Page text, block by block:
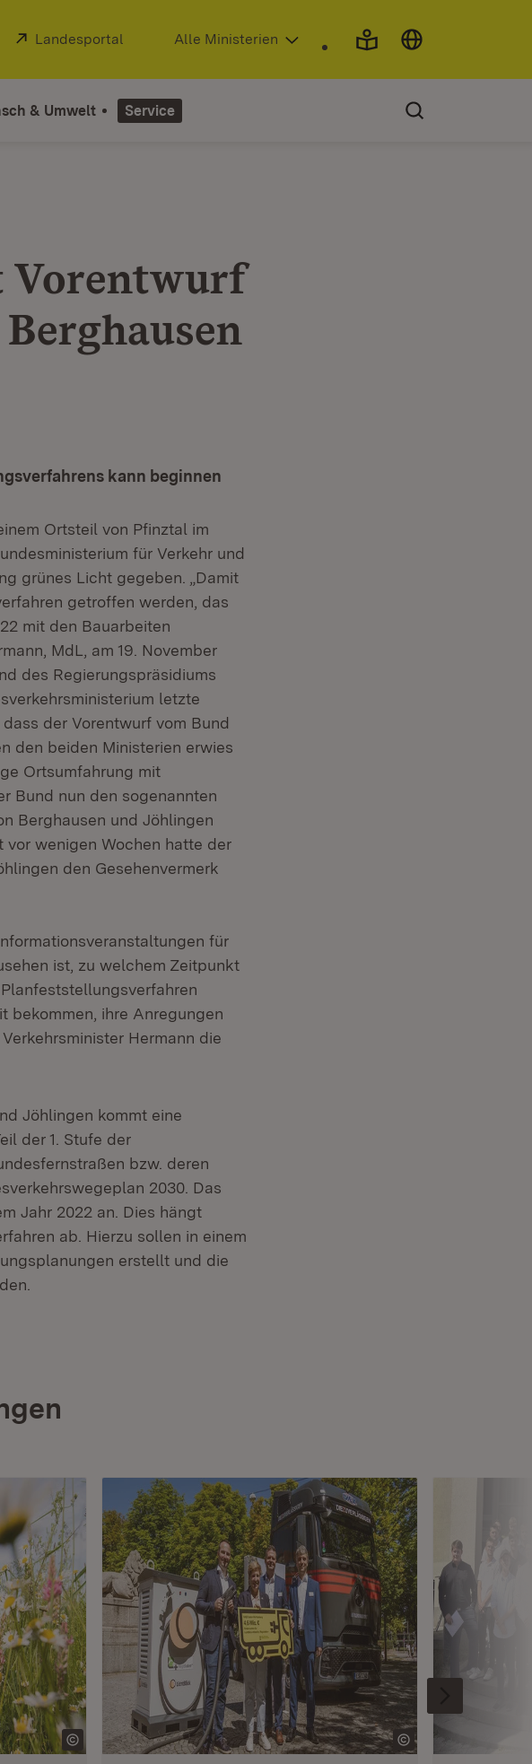
Extern:
Landesportal (Öffnet in neuem Fenster)
Alle Ministerien
& Umwelt Service
Vorentwurf
kann beginnen
Ortsteil von Pfinztal im
für Verkehr und
grünes Licht gegeben. „Damit
getroffen werden, das
mit den Bauarbeiten
MdL, am 19. November
des Regierungspräsidiums
letzte
der Vorentwurf vom Bund
den beiden Ministerien erwies
Ortsumfahrung mit
Bund nun den sogenannten
Berghausen und Jöhlingen
vor wenigen Wochen hatte der
den Gesehenvermerk
für
ist, zu welchem Zeitpunkt
bekommen, ihre Anregungen
Hermann die
Jöhlingen kommt eine
der 1. Stufe der
bzw. deren
2030. Das
Jahr 2022 an. Dies hängt
ab. Hierzu sollen in einem
erstellt und die